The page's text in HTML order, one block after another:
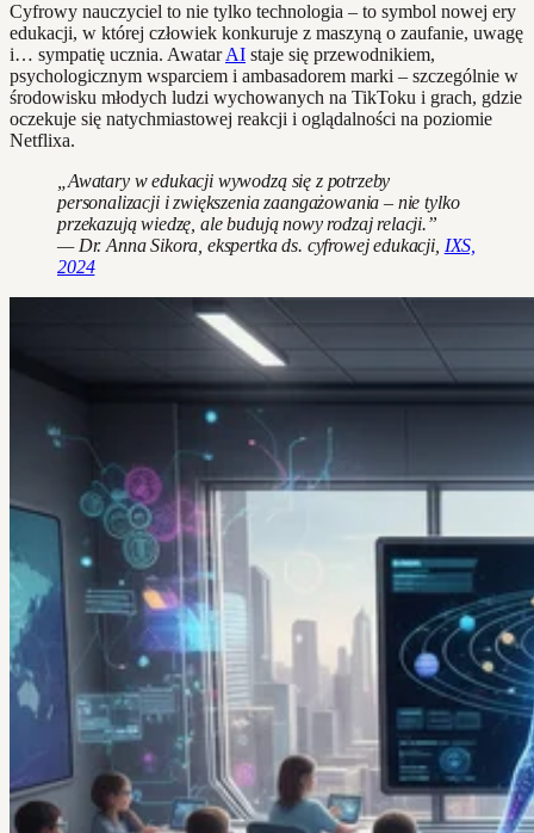
Cyfrowy nauczyciel to nie tylko technologia – to symbol nowej ery
edukacji, w której człowiek konkuruje z maszyną o zaufanie, uwagę
i… sympatię ucznia. AwatarAI staje się przewodnikiem,
psychologicznym wsparciem i ambasadorem marki – szczególnie w
środowisku młodych ludzi wychowanych na TikToku i grach, gdzie
oczekuje się natychmiastowej reakcji i oglądalności na poziomie
Netflixa.
„Awatary w edukacji wywodzą się z potrzeby
personalizacji i zwiększenia zaangażowania – nie tylko
przekazują wiedzę, ale budują nowy rodzaj relacji.”
— Dr. Anna Sikora, ekspertka ds. cyfrowej edukacji, IXS,
2024